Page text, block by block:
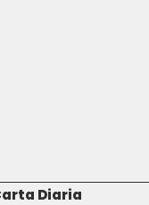
Diaria